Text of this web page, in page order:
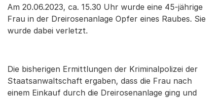
Am 20.06.2023, ca. 15.30 Uhr wurde eine 45-jährige
Frau in der Dreirosenanlage Opfer eines Raubes. Sie
wurde dabei verletzt.
Die bisherigen Ermittlungen der Kriminalpolizei der
Staatsanwaltschaft ergaben, dass die Frau nach
einem Einkauf durch die Dreirosenanlage ging und